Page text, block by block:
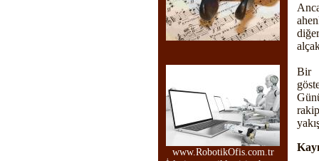
www.RobotikOfis.com.tr
Bir